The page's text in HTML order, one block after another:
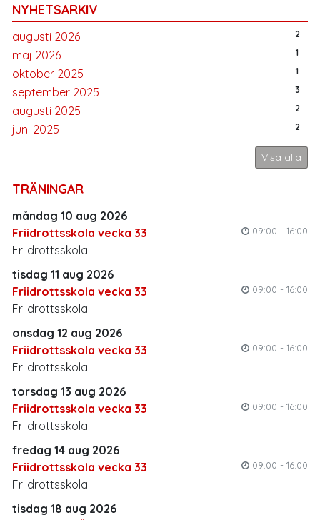
NYHETSARKIV
augusti 2026 2
maj 2026 1
oktober 2025 1
september 2025 3
augusti 2025 2
juni 2025 2
Visa alla
TRÄNINGAR
måndag 10 aug 2026
Friidrottsskola vecka 33
09:00 - 16:00
Friidrottsskola
tisdag 11 aug 2026
Friidrottsskola vecka 33
09:00 - 16:00
Friidrottsskola
onsdag 12 aug 2026
Friidrottsskola vecka 33
09:00 - 16:00
Friidrottsskola
torsdag 13 aug 2026
Friidrottsskola vecka 33
09:00 - 16:00
Friidrottsskola
fredag 14 aug 2026
Friidrottsskola vecka 33
09:00 - 16:00
Friidrottsskola
tisdag 18 aug 2026